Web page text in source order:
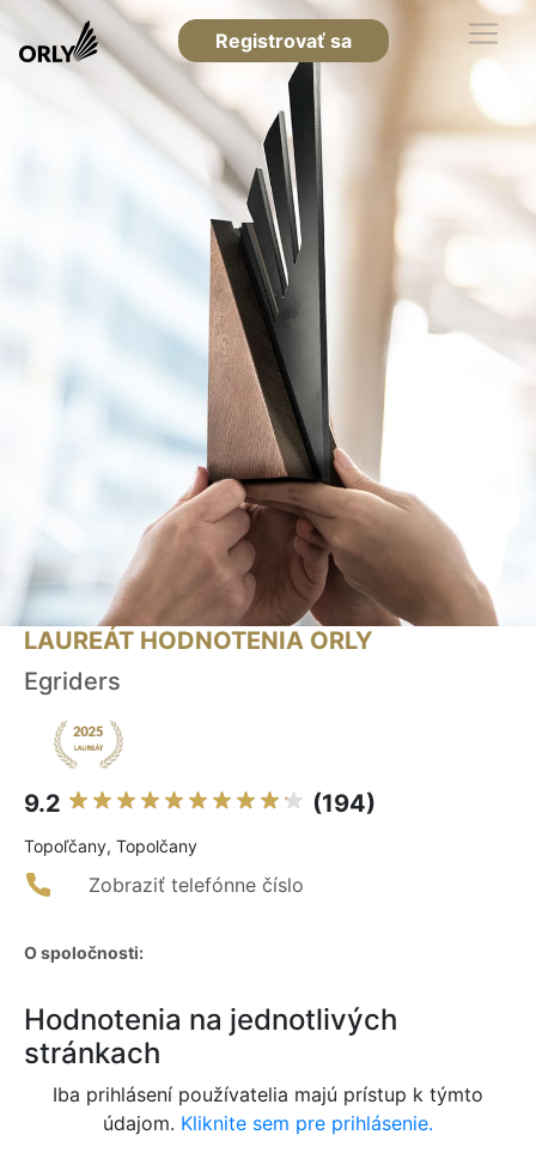
Registrovať sa
LAUREÁT HODNOTENIA ORLY
Egriders
9.2 (194)
Topoľčany, Topolčany
Zobraziť telefónne číslo
O spoločnosti:
Hodnotenia na jednotlivých
stránkach
Iba prihlásení používatelia majú prístup k týmto
údajom. Kliknite sem pre prihlásenie.